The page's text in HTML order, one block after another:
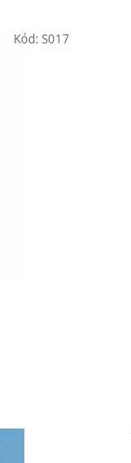
Kód: S017